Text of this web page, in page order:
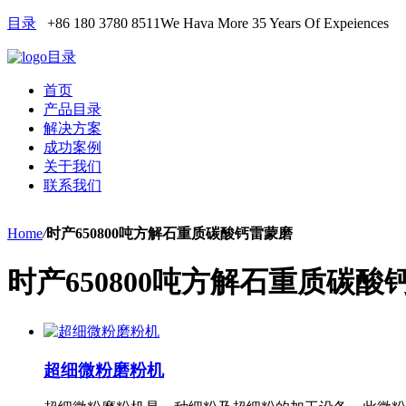
目录 +86 180 3780 8511We Hava More 35 Years Of Expeiences
目录
首页
产品目录
解决方案
成功案例
关于我们
联系我们
Home/时产650800吨方解石重质碳酸钙雷蒙磨
时产650800吨方解石重质碳酸
超细微粉磨粉机